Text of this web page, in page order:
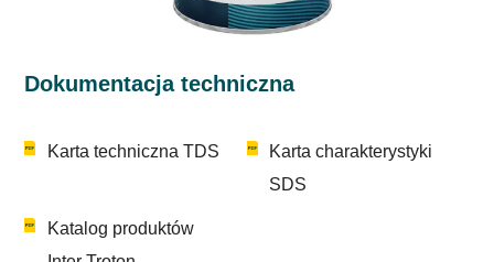
Dokumentacja techniczna
Karta techniczna TDS
Karta charakterystyki
SDS
Katalog produktów